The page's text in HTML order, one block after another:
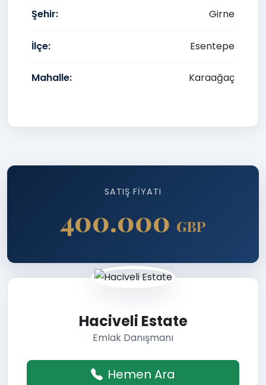
Şehir: Girne
İlçe: Esentepe
Mahalle: Karaağaç
SATIŞ FIYATI
400.000 GBP
Haciveli Estate
Emlak Danışmanı
Hemen Ara